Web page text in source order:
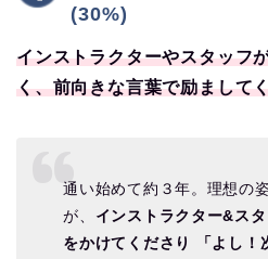
(30%)
インストラクターやスタッフ
く、前向きな言葉で励まして
通い始めて約３年。理想の
が、 インストラクター&ス
をかけてくださり 「よし！